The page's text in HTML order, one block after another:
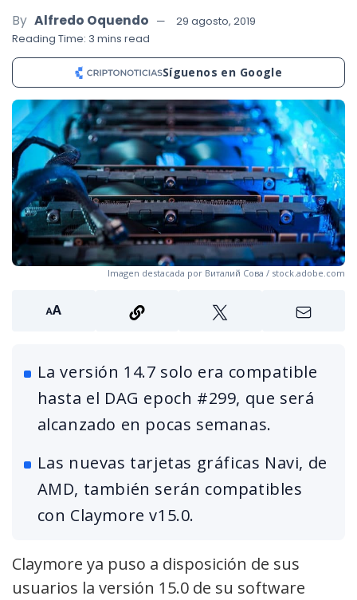
By Alfredo Oquendo
29 agosto, 2019
Reading Time: 3 mins read
Síguenos en Google
Imagen destacada por Виталий Сова / stock.adobe.com
La versión 14.7 solo era compatible
hasta el DAG epoch #299, que será
alcanzado en pocas semanas.
Las nuevas tarjetas gráficas Navi, de
AMD, también serán compatibles
con Claymore v15.0.
Claymore ya puso a disposición de sus
usuarios la versión 15.0 de su software